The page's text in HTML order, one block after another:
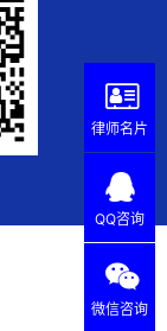
律师名片
QQ咨询
微信咨询